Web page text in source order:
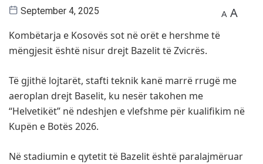
September 4, 2025 A A
Kombëtarja e Kosovës sot në orët e hershme të
mëngjesit është nisur drejt Bazelit të Zvicrës.
Të gjithë lojtarët, stafti teknik kanë marrë rrugë me
aeroplan drejt Baselit, ku nesër takohen me
“Helvetikët” në ndeshjen e vlefshme për kualifikim në
Kupën e Botës 2026.
Në stadiumin e qytetit të Bazelit është paralajmëruar